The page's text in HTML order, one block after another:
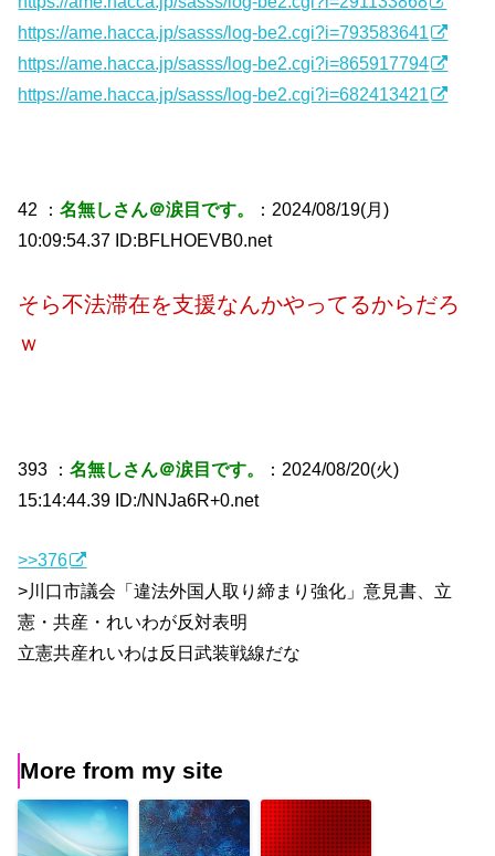
https://ame.hacca.jp/sasss/log-be2.cgi?i=793583641
https://ame.hacca.jp/sasss/log-be2.cgi?i=865917794
https://ame.hacca.jp/sasss/log-be2.cgi?i=682413421
42 ：名無しさん＠涙目です。
：2024/08/19(月)
10:09:54.37 ID:BFLHOEVB0.net
そら不法滞在を支援なんかやってるからだろ
ｗ
393 ：名無しさん＠涙目です。
：2024/08/20(火)
15:14:44.39 ID:/NNJa6R+0.net
>>376
>川口市議会「違法外国人取り締まり強化」意見書、立
憲・共産・れいわが反対表明
立憲共産れいわは反日武装戦線だな
More from my site